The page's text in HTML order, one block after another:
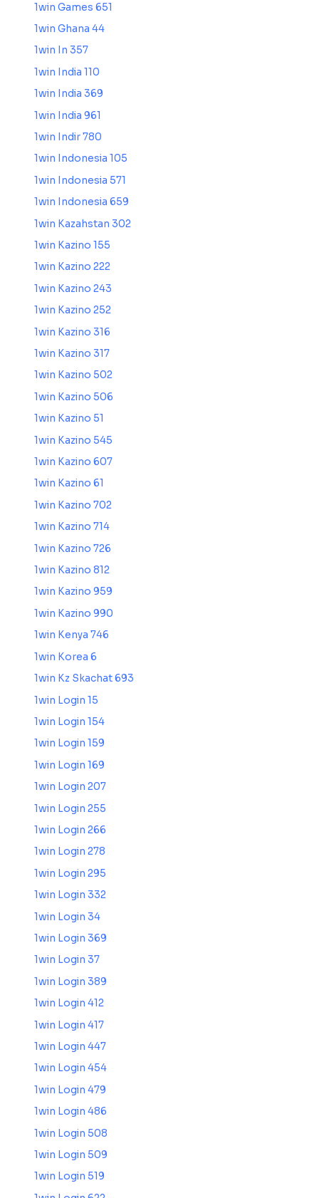
1win Games 651
1win Ghana 44
1win In 357
1win India 110
1win India 369
1win India 961
1win Indir 780
1win Indonesia 105
1win Indonesia 571
1win Indonesia 659
1win Kazahstan 302
1win Kazino 155
1win Kazino 222
1win Kazino 243
1win Kazino 252
1win Kazino 316
1win Kazino 317
1win Kazino 502
1win Kazino 506
1win Kazino 51
1win Kazino 545
1win Kazino 607
1win Kazino 61
1win Kazino 702
1win Kazino 714
1win Kazino 726
1win Kazino 812
1win Kazino 959
1win Kazino 990
1win Kenya 746
1win Korea 6
1win Kz Skachat 693
1win Login 15
1win Login 154
1win Login 159
1win Login 169
1win Login 207
1win Login 255
1win Login 266
1win Login 278
1win Login 295
1win Login 332
1win Login 34
1win Login 369
1win Login 37
1win Login 389
1win Login 412
1win Login 417
1win Login 447
1win Login 454
1win Login 479
1win Login 486
1win Login 508
1win Login 509
1win Login 519